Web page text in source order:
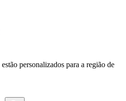
estão personalizados para a região de